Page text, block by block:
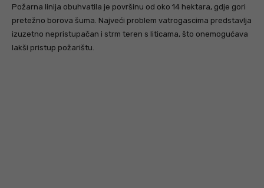
Požarna linija obuhvatila je površinu od oko 14 hektara, gdje gori
pretežno borova šuma. Najveći problem vatrogascima predstavlja
izuzetno nepristupačan i strm teren s liticama, što onemogućava
lakši pristup požarištu.